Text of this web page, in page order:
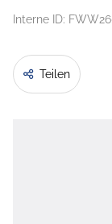
Interne ID:
Teilen